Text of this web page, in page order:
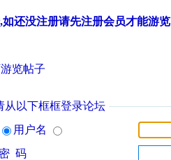
还没注册请先注册会员才能游览
览帖子
从以下框框登录论坛
用户名
密 码